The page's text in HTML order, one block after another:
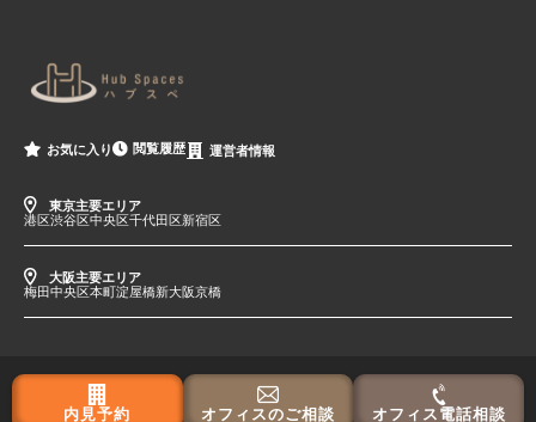
内見予約 オフィスのご相談 オフィス電話相談
お気に入り 閲覧履歴 運営者情報
東京主要エリア
港区渋谷区中央区千代田区新宿区
大阪主要エリア
梅田中央区本町淀屋橋新大阪京橋